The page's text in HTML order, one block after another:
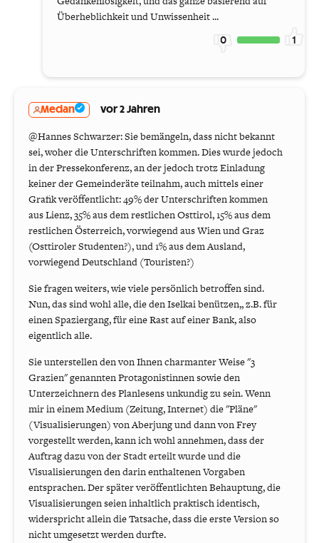
Überheblichkeit und Unwissenheit ...
0 1
Medan vor 2 Jahren
@Hannes Schwarzer: Sie bemängeln, dass nicht bekannt
sei, woher die Unterschriften kommen. Dies wurde jedoch
in der Pressekonferenz, an der jedoch trotz Einladung
keiner der Gemeinderäte teilnahm, auch mittels einer
Grafik veröffentlicht: 49% der Unterschriften kommen
aus Lienz, 35% aus dem restlichen Osttirol, 15% aus dem
restlichen Österreich, vorwiegend aus Wien und Graz
(Osttiroler Studenten?), und 1% aus dem Ausland,
vorwiegend Deutschland (Touristen?)
Sie fragen weiters, wie viele persönlich betroffen sind.
Nun, das sind wohl alle, die den Iselkai benützen,, z.B. für
einen Spaziergang, für eine Rast auf einer Bank, also
eigentlich alle.
Sie unterstellen den von Ihnen charmanter Weise "3
Grazien" genannten Protagonistinnen sowie den
Unterzeichnern des Planlesens unkundig zu sein. Wenn
mir in einem Medium (Zeitung, Internet) die "Pläne"
(Visualisierungen) von Aberjung und dann von Frey
vorgestellt werden, kann ich wohl annehmen, dass der
Auftrag dazu von der Stadt erteilt wurde und die
Visualisierungen den darin enthaltenen Vorgaben
entsprachen. Der später veröffentlichten Behauptung, die
Visualisierungen seien inhaltlich praktisch identisch,
widerspricht allein die Tatsache, dass die erste Version so
nicht umgesetzt werden durfte.